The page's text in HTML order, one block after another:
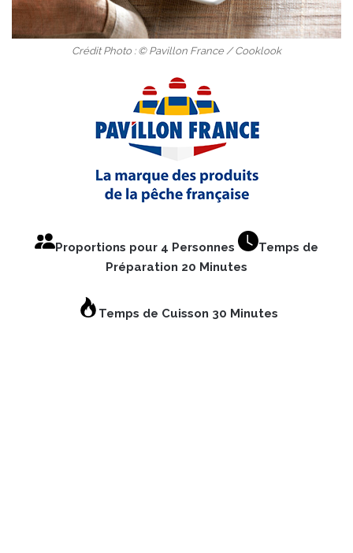
Crédit Photo : © Pavillon France / Cooklook
Proportions pour 4 Personnes
Temps de
Préparation 20 Minutes
Temps de Cuisson 30 Minutes